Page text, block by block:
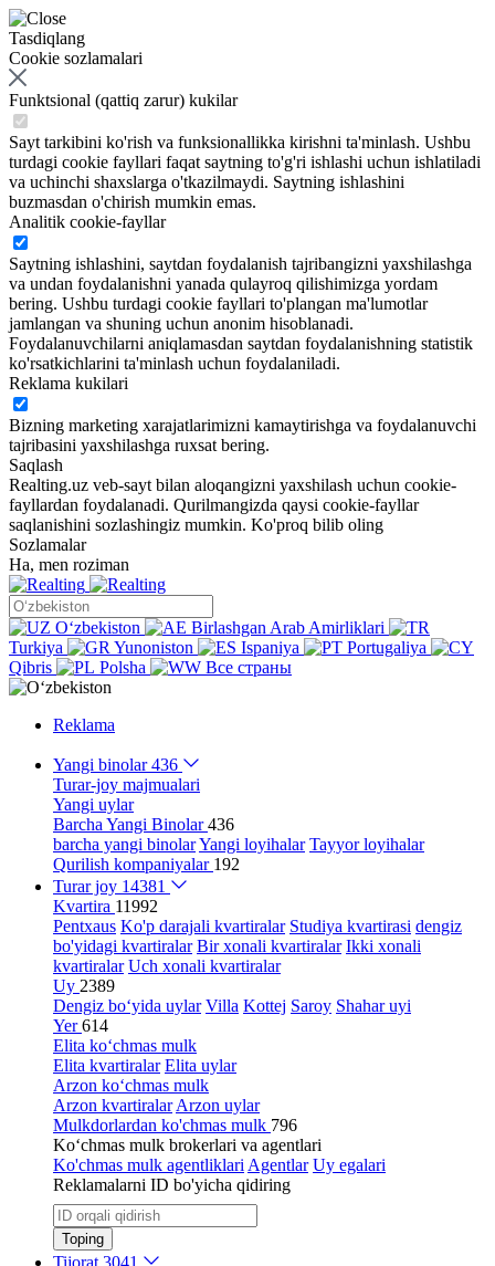
Tasdiqlang
Cookie sozlamalari
Funktsional (qattiq zarur) kukilar
Sayt tarkibini ko'rish va funksionallikka kirishni ta'minlash. Ushbu
turdagi cookie fayllari faqat saytning to'g'ri ishlashi uchun ishlatiladi
va uchinchi shaxslarga o'tkazilmaydi. Saytning ishlashini
buzmasdan o'chirish mumkin emas.
Analitik cookie-fayllar
Saytning ishlashini, saytdan foydalanish tajribangizni yaxshilashga
va undan foydalanishni yanada qulayroq qilishimizga yordam
bering. Ushbu turdagi cookie fayllari to'plangan ma'lumotlar
jamlangan va shuning uchun anonim hisoblanadi.
Foydalanuvchilarni aniqlamasdan saytdan foydalanishning statistik
ko'rsatkichlarini ta'minlash uchun foydalaniladi.
Reklama kukilari
Bizning marketing xarajatlarimizni kamaytirishga va foydalanuvchi
tajribasini yaxshilashga ruxsat bering.
Saqlash
Realting.uz veb-sayt bilan aloqangizni yaxshilash uchun cookie-
fayllardan foydalanadi. Qurilmangizda qaysi cookie-fayllar
saqlanishini sozlashingiz mumkin. Ko'proq bilib oling
Sozlamalar
Ha, men roziman
Oʻzbekiston
Birlashgan Arab Amirliklari
Turkiya
Yunoniston Ispaniya
Portugaliya
Qibris
Polsha Все страны
Reklama
Yangi binolar436
Turar-joy majmualari
Yangi uylar
Barcha Yangi Binolar436
barcha yangi binolarYangi loyihalar Tayyor loyihalar
Qurilish kompaniyalar 192
Turar joy 14381
Kvartira 11992
Pentxaus Ko'p darajali kvartiralar Studiya kvartirasi dengiz
bo'yidagi kvartiralar Bir xonali kvartiralar Ikki xonali
kvartiralar Uch xonali kvartiralar
Uy 2389
Dengiz bo‘yida uylar Villa Kottej Saroy Shahar uyi
Yer614
Elita ko‘chmas mulk
Elita kvartiralar Elita uylar
Arzon ko‘chmas mulk
Arzon kvartiralar Arzon uylar
Mulkdorlardan ko'chmas mulk 796
Ko‘chmas mulk brokerlari va agentlari
Ko'chmas mulk agentliklari Agentlar Uy egalari
Reklamalarni ID bo'yicha qidiring
Toping
Tijorat 3041